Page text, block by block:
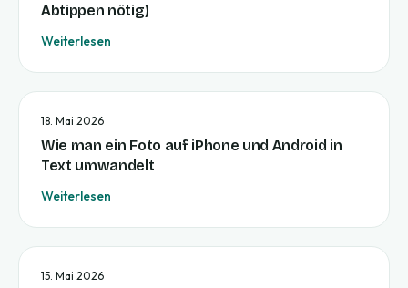
Abtippen nötig)
Weiterlesen
18. Mai 2026
Wie man ein Foto auf iPhone und Android in
Text umwandelt
Weiterlesen
15. Mai 2026